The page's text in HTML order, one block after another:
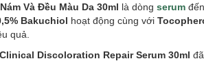
Và Đều Màu Da 30ml là dòng serum
Bakuchiol hoạt động cùng với
quả.
Discoloration Repair Serum 30ml